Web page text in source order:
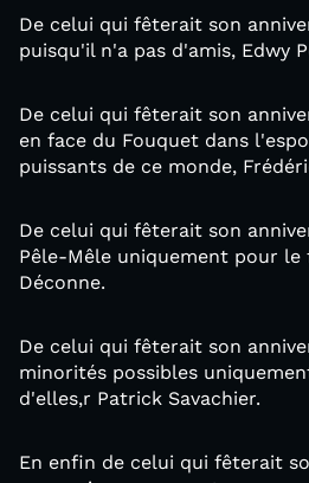
De celui qui fêterait son
puisqu'il n'a pas d'amis, Edwy
De celui qui fêterait son
en face du Fouquet dans
puissants de ce monde,
De celui qui fêterait son
Pêle-Mêle uniquement pour le
Déconne.
De celui qui fêterait son
minorités possibles
d'elles,r Patrick Savachier.
En enfin de celui qui fêterait